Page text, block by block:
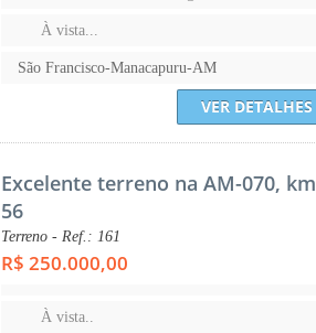
À vista...
São Francisco-Manacapuru-AM
VER DETALHES
Excelente terreno na AM-070, km
56
Terreno - Ref.: 161
R$ 250.000,00
À vista..